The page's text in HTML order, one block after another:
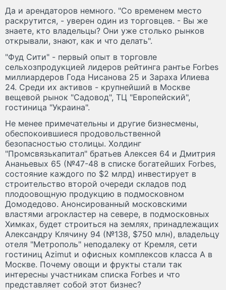
Да и арендаторов немного. "Со временем место
раскрутится, - уверен один из торговцев. - Вы же
знаете, кто владельцы? Они уже столько рынков
открывали, знают, как и что делать".
"Фуд Сити" - первый опыт в торговле
сельхозпродукцией лидеров рейтинга рантье Forbes
миллиардеров Года Нисанова 25 и Зараха Илиева
24. Среди их активов - крупнейший в Москве
вещевой рынок "Садовод", ТЦ "Европейский",
гостиница "Украина".
Не менее примечательны и другие бизнесмены,
обеспокоившиеся продовольственной
безопасностью столицы. Холдинг
"Промсвязькапитал" братьев Алексея 64 и Дмитрия
Ананьевых 65 (№47-48 в списке богатейших Forbes,
состояние каждого по $2 млрд) инвестирует в
строительство второй очереди складов под
плодоовощную продукцию в подмосковном
Домодедово. Анонсированный московскими
властями агрокластер на севере, в подмосковных
Химках, будет строиться на землях, принадлежащих
Александру Клячину 94 (№138, $750 млн), владельцу
отеля "Метрополь" неподалеку от Кремля, сети
гостиниц Azimut и офисных комплексов класса А в
Москве. Почему овощи и фрукты стали так
интересны участникам списка Forbes и что
представляет собой этот бизнес?